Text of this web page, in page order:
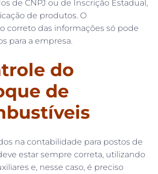
de CNPJ ou de Inscrição Estadual,
de produtos. O
correto das informações só pode
para a empresa.
do
de
na contabilidade para postos de
estar sempre correta, utilizando
e, nesse caso, é preciso